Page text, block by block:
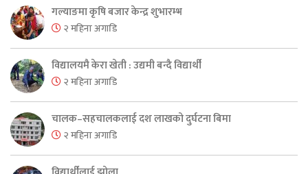
गल्याङमा कृषि बजार केन्द्र शुभारम्भ
२ महिना अगाडि
विद्यालयमै केरा खेती : उद्यमी बन्दै विद्यार्थी
२ महिना अगाडि
चालक–सहचालकलाई दश लाखको दुर्घटना बिमा
२ महिना अगाडि